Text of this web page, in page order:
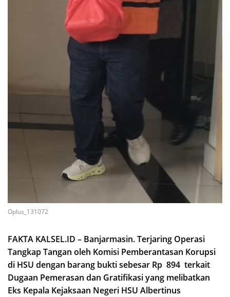
Oplus_131072
FAKTA KALSEL.ID – Banjarmasin. Terjaring Operasi
Tangkap Tangan oleh Komisi Pemberantasan Korupsi
di HSU dengan barang bukti sebesar Rp 894 terkait
Dugaan Pemerasan dan Gratifikasi yang melibatkan
Eks Kepala Kejaksaan Negeri HSU Albertinus